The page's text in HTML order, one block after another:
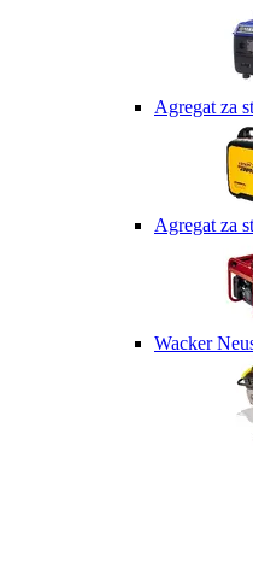
Agregat za
Agregat za
Wacker